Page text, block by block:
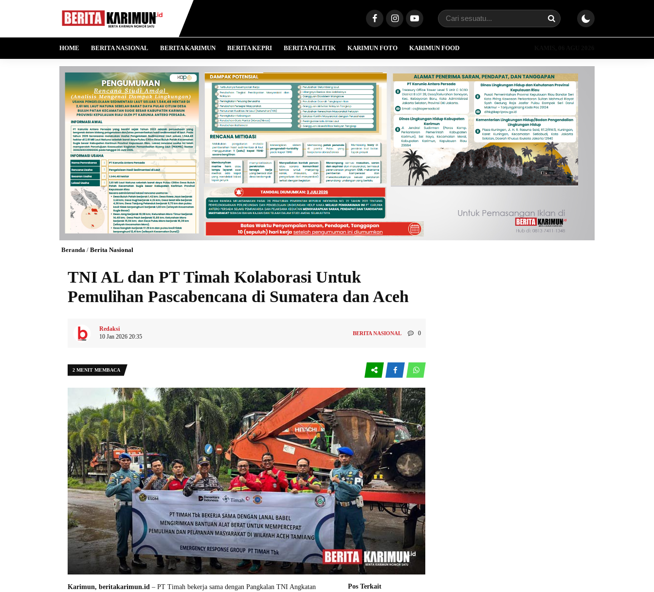
HOME BERITA NASIONAL BERITA KARIMUN BERITA KEPRI BERITA POLITIK KARIMUN FOTO KARIMUN FOOD
Beranda / Berita Nasional
TNI AL dan PT Timah Kolaborasi Untuk
Pemulihan Pascabencana di Sumatera dan Aceh
Redaksi
10 Jan 2026 20:35
BERITA NASIONAL 0
2 MENIT MEMBACA
Karimun, beritakarimun.id – PT Timah bekerja sama dengan Pangkalan TNI Angkatan
Pos Terkait